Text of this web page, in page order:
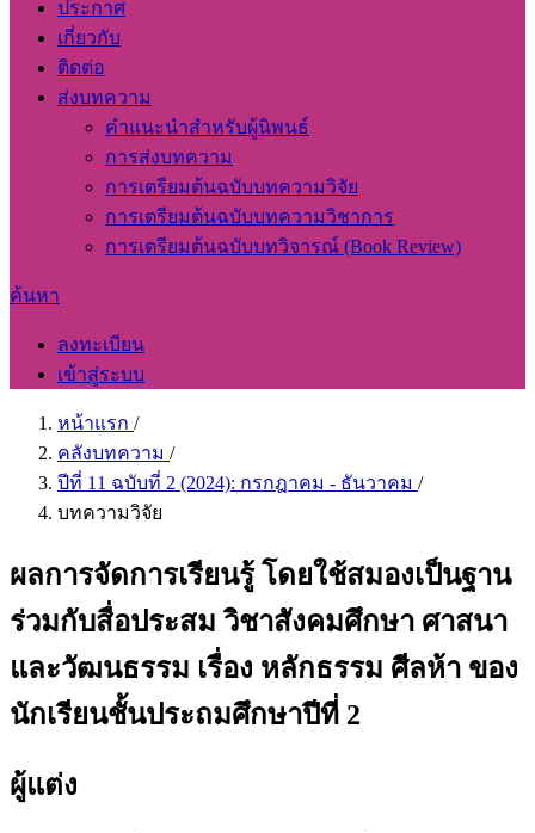
ประกาศ
เกี่ยวกับ
ติดต่อ
ส่งบทความ
คำแนะนำสำหรับผู้นิพนธ์
การส่งบทความ
การเตรียมต้นฉบับบทความวิจัย
การเตรียมต้นฉบับบทความวิชาการ
การเตรียมต้นฉบับบทวิจารณ์ (Book Review)
ค้นหา
ลงทะเบียน
เข้าสู่ระบบ
หน้าแรก /
คลังบทความ /
ปีที่ 11 ฉบับที่ 2 (2024): กรกฎาคม - ธันวาคม /
บทความวิจัย
ผลการจัดการเรียนรู้ โดยใช้สมองเป็นฐาน
ร่วมกับสื่อประสม วิชาสังคมศึกษา ศาสนา
และวัฒนธรรม เรื่อง หลักธรรม ศีลห้า ของ
นักเรียนชั้นประถมศึกษาปีที่ 2
ผู้แต่ง